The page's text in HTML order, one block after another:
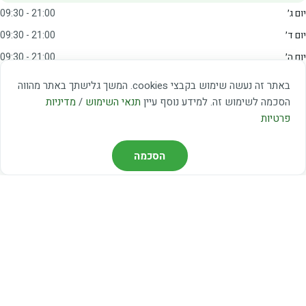
באתר זה נעשה שימוש בקבצי cookies. המשך גלישתך באתר מהווה
הסכמה לשימוש זה. למידע נוסף עיין תנאי השימוש / מדיניות
פרטיות
הסכמה
יום ג׳
09:30 - 21:00
יום ד׳
09:30 - 21:00
יום ה׳
09:30 - 21:00
09:00 - 15:00
שבת
20:00 - 23:00